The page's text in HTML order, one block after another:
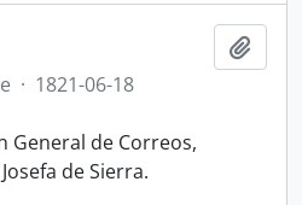
· 1821-06-18
General de Correos,
de Sierra.